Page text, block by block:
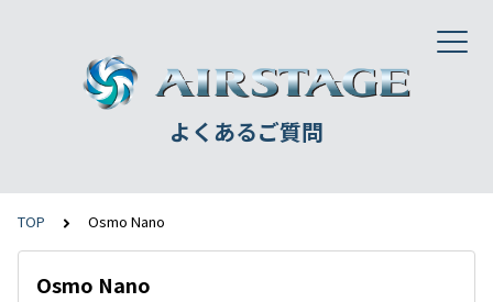
よくあるご質問
TOP Osmo Nano
Osmo Nano